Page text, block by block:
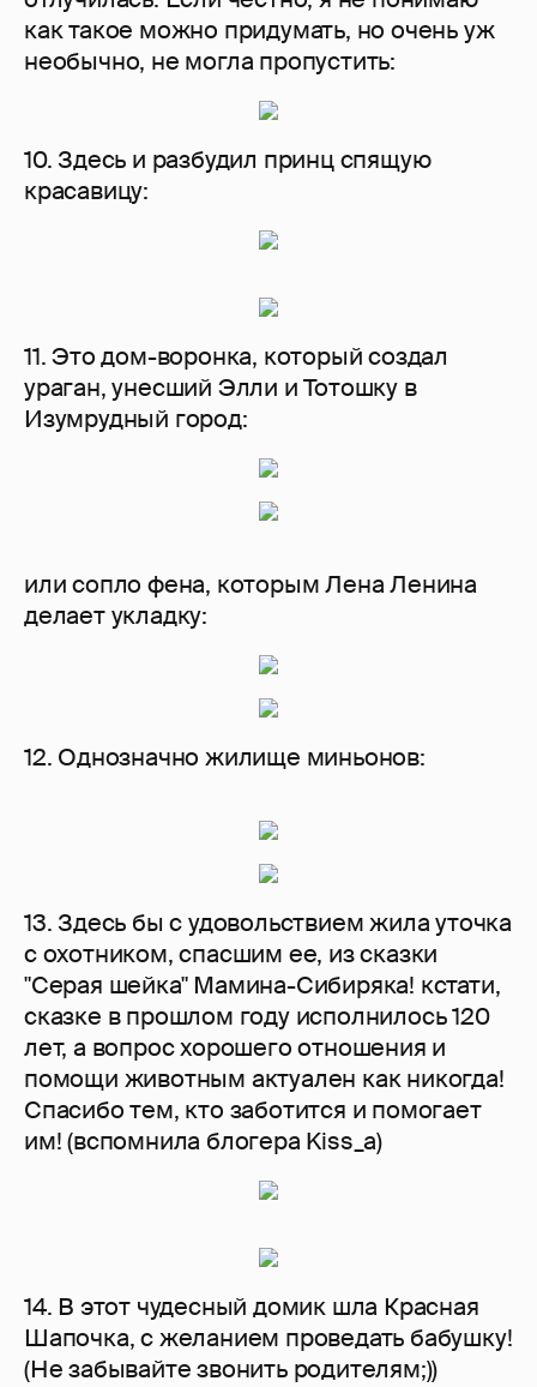
как такое можно придумать, но очень уж
необычно, не могла пропустить:
10. Здесь и разбудил принц спящую
красавицу:
11. Это дом-воронка, который создал
ураган, унесший Элли и Тотошку в
Изумрудный город:
или сопло фена, которым Лена Ленина
делает укладку:
12. Однозначно жилище миньонов:
13. Здесь бы с удовольствием жила уточка
с охотником, спасшим ее, из сказки
"Серая шейка" Мамина-Сибиряка! кстати,
сказке в прошлом году исполнилось 120
лет, а вопрос хорошего отношения и
помощи животным актуален как никогда!
Спасибо тем, кто заботится и помогает
им! (вспомнила блогера Kiss_a)
14. В этот чудесный домик шла Красная
Шапочка, с желанием проведать бабушку!
(Не забывайте звонить родителям;))